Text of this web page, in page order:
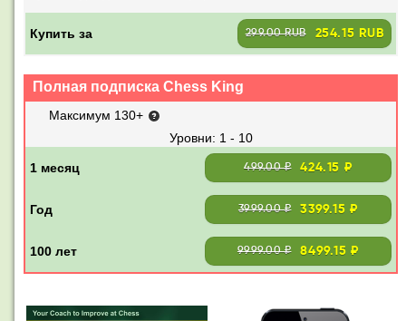
Купить за 299.00 RUB 254.15 RUB
Полная подписка Chess King
Максимум 130+
1 - 10
499.00 ₽ 424.15 ₽
3999.00 ₽ 3399.15 ₽
9999.00 ₽ 8499.15 ₽